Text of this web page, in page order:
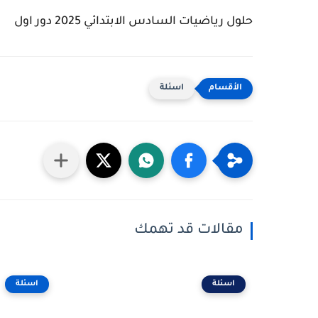
حلول رياضيات السادس الابتدائي 2025 دور اول
اسئلة
مقالات قد تهمك
اسئلة اسئلة